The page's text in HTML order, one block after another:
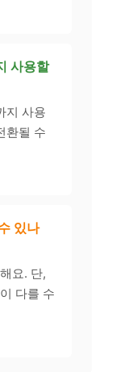
사용할
지 사용
환될 수
있나
요. 단,
다를 수